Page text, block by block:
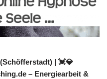
| 💓️💎
– Energiearbeit &